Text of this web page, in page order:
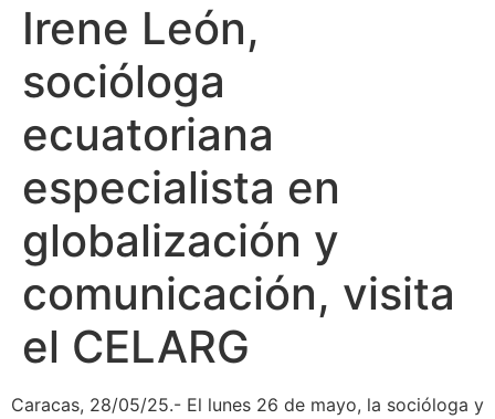
Irene León,
socióloga
ecuatoriana
especialista en
globalización y
comunicación, visita
el CELARG
Caracas, 28/05/25.- El lunes 26 de mayo, la socióloga y